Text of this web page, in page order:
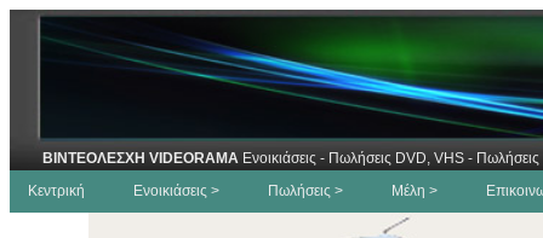
ΒΙΝΤΕΟΛΕΣΧΗ VIDEORAMA Ενοικιάσεις - Πωλήσεις DVD, VHS -
Κεντρική
Ενοικιάσεις > Πωλήσεις > Μέλη >